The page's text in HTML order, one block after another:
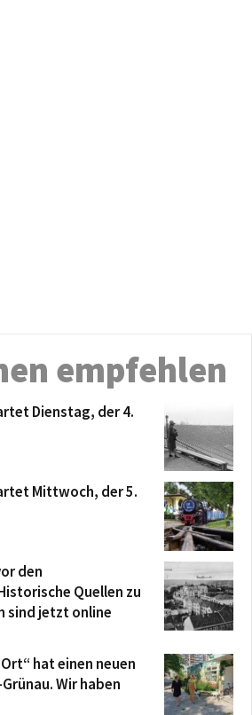
empfehlen
Dienstag, der 4.
Mittwoch, der 5.
den
Quellen zu
sind jetzt online
hat einen neuen
Wir haben